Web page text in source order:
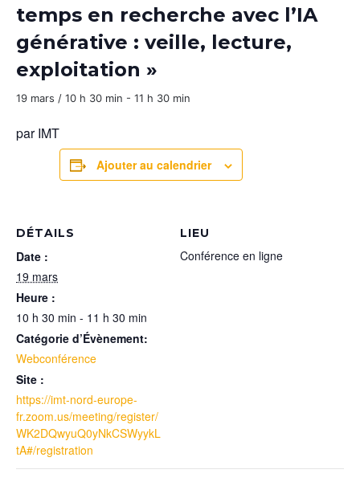
temps en recherche avec l’IA
générative : veille, lecture,
exploitation »
19 mars / 10 h 30 min - 11 h 30 min
par IMT
Ajouter au calendrier
DÉTAILS
Date :
19 mars
Heure :
10 h 30 min - 11 h 30 min
Catégorie d’Évènement:
Webconférence
Site :
https://imt-nord-europe-
fr.zoom.us/meeting/register/
WK2DQwyuQ0yNkCSWyykL
tA#/registration
LIEU
Conférence en ligne